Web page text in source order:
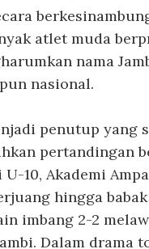
atlet muda
nama
nasional.
penutup yang
pertandingan
10, Akademi
hingga
imbang 2-2
Dalam drama